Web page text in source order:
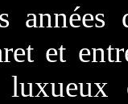
années
et